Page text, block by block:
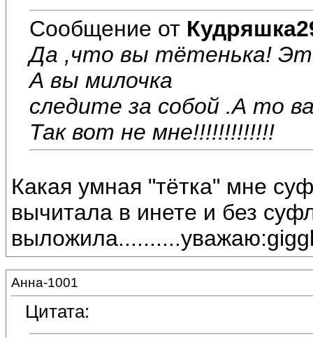
Сообщение от
Да ,что вы тётенька!
А вы милочка
следите за собой .А то
Так вот не мне!!!!!!!!!!!!!
Какая умная "тётка" мне
вычитала в инете и без
Анна-1001
Цитата: